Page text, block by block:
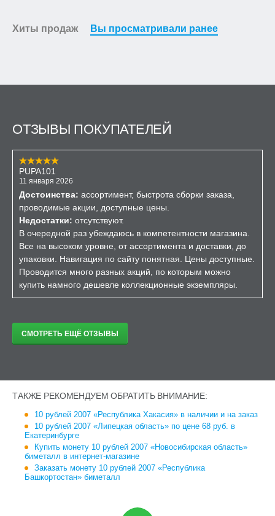
Хиты продаж Вы просматривали ранее
ОТЗЫВЫ ПОКУПАТЕЛЕЙ
PUPA101
11 января 2026
Достоинства: ассортимент, быстрота сборки заказа,
проводимые акции, доступные цены.
Недостатки: отсутствуют.
В очередной раз убеждаюсь в компетентности магазина.
Все на высоком уровне, от ассортимента и доставки, до
упаковки. Навигация по сайту понятная. Цены доступные.
Проводится много разных акций, по которым можно
купить намного дешевле коллекционные экземпляры.
СМОТРЕТЬ ЕЩЁ ОТЗЫВЫ
ТАКЖЕ РЕКОМЕНДУЕМ ОБРАТИТЬ ВНИМАНИЕ:
10 рублей 2007 «Республика Хакасия» в наличии и на заказ
10 рублей 2007 «Липецкая область» по цене 68 руб. в
Екатеринбурге
Купить монету 10 рублей 2007 «Новосибирская область»
биметалл в интернет-магазине
Заказать монету 10 рублей 2007 «Республика
Башкортостан» биметалл